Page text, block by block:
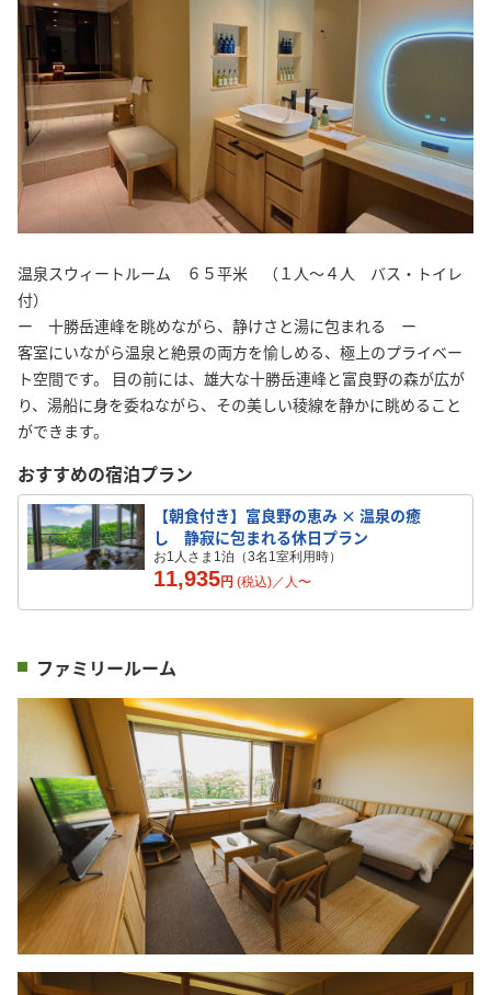
温泉スウィートルーム ６５平米 （１人～４人 バス・トイレ
付）
ー 十勝岳連峰を眺めながら、静けさと湯に包まれる ー
客室にいながら温泉と絶景の両方を愉しめる、極上のプライベー
ト空間です。 目の前には、雄大な十勝岳連峰と富良野の森が広が
り、湯船に身を委ねながら、その美しい稜線を静かに眺めること
ができます。
おすすめの宿泊プラン
【朝食付き】富良野の恵み × 温泉の癒
し 静寂に包まれる休日プラン
お1人さま1泊（3名1室利用時）
11,935円 (税込)／ 人〜
ファミリールーム